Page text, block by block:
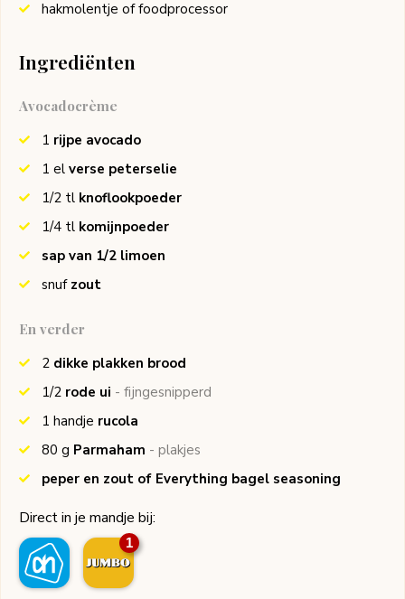
hakmolentje of foodprocessor
Ingrediënten
Avocadocrème
1 rijpe avocado
1 el verse peterselie
1/2 tl knoflookpoeder
1/4 tl komijnpoeder
sap van 1/2 limoen
snuf zout
En verder
2 dikke plakken brood
1/2 rode ui - fijngesnipperd
1 handje rucola
80 g Parmaham - plakjes
peper en zout of Everything bagel seasoning
Direct in je mandje bij:
1